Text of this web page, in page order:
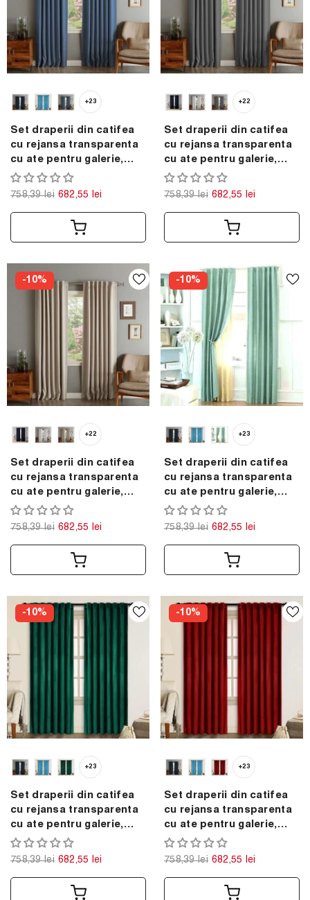
+23
Set draperii din catifea
cu rejansa transparenta
cu ate pentru galerie,
Madison, densitate 700
g/ml, Sky, 2 buc
758,39 lei 682,55 lei
+22
Set draperii din catifea
cu rejansa transparenta
cu ate pentru galerie,
Madison, densitate 700
g/ml, Shadow, 2 buc
758,39 lei 682,55 lei
-10%
+22
Set draperii din catifea
cu rejansa transparenta
cu ate pentru galerie,
Madison, densitate 700
g/ml, Sand Dollar, 2 buc
758,39 lei 682,55 lei
-10%
+23
Set draperii din catifea
cu rejansa transparenta
cu ate pentru galerie,
Madison, densitate 700
g/ml, Sage Green, 2 buc
758,39 lei 682,55 lei
-10%
+23
Set draperii din catifea
cu rejansa transparenta
cu ate pentru galerie,
Madison, densitate 700
g/ml, Sacramento Green,
758,39 lei 682,55 lei
-10%
+23
Set draperii din catifea
cu rejansa transparenta
cu ate pentru galerie,
Madison, densitate 700
g/ml, Rosu, 2 buc
758,39 lei 682,55 lei